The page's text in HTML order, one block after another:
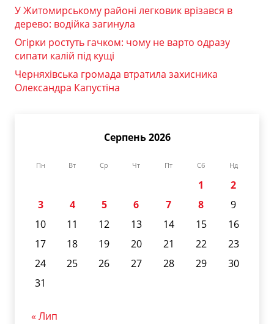
У Житомирському районі легковик врізався в
дерево: водійка загинула
Огірки ростуть гачком: чому не варто одразу
сипати калій під кущі
Черняхівська громада втратила захисника
Олександра Капустіна
Серпень 2026
Пн Вт Ср Чт Пт Сб Нд
1
2
3
4 5 6 7 8
9
10
11 12 13 14 15
16
17
18 19 20 21 22
23
24
25 26 27 28 29
30
31
« Лип